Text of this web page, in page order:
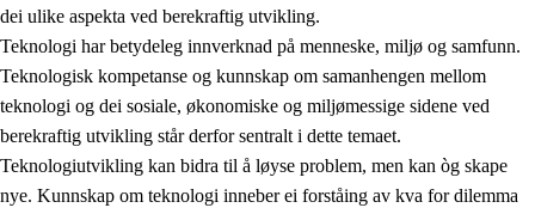
Tverrfaglege tema
2.5 Tverrfaglege tema
2.5.1 Folkehelse og livsmeistring
2.5.2 Demokrati og medborgarskap
2.5.3 Berekraftig utvikling
dei ulike aspekta ved berekraftig utvikling.
Teknologi har betydeleg innverknad på menneske, miljø og samfunn.
Teknologisk kompetanse og kunnskap om samanhengen mellom
teknologi og dei sosiale, økonomiske og miljømessige sidene ved
berekraftig utvikling står derfor sentralt i dette temaet.
Teknologiutvikling kan bidra til å løyse problem, men kan òg skape
nye. Kunnskap om teknologi inneber ei forståing av kva for dilemma